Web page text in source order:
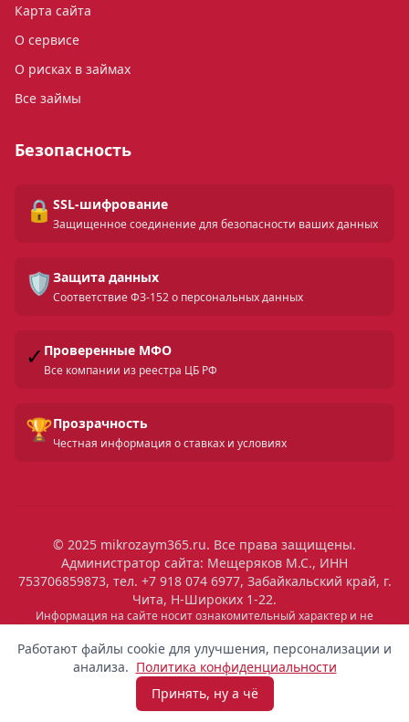
Взять микрозайм
Работают файлы cookie для улучшения, персонализации и
анализа. Политика конфиденциальности
Принять, ну а чё
Карта сайта
О сервисе
О рисках в займах
Все займы
Безопасность
🔒 SSL-шифрование
Защищенное соединение для безопасности ваших данных
🛡️ Защита данных
Соответствие ФЗ-152 о персональных данных
✓ Проверенные МФО
Все компании из реестра ЦБ РФ
🏆Прозрачность
Честная информация о ставках и условиях
© 2025 mikrozaym365.ru. Все права защищены.
Администратор сайта: Мещеряков М.С., ИНН
753706859873, тел. +7 918 074 6977, Забайкальский край, г.
Чита, Н-Широких 1-22.
Информация на сайте носит ознакомительный характер и не
является публичной офертой. Все условия микрозаймов уточняйте
на сайтах МФО. Помните: займ — это обязательство, которое
необходимо исполнять. Невыполнение обязательств влечет штрафы
и ухудшение кредитной истории. Услуги предоставляются
микрофинансовыми организациями, состоящими в реестре ЦБ РФ.